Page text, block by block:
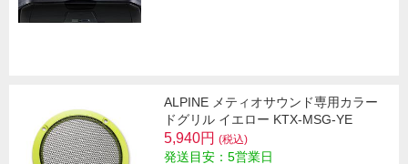
ALPINE メティオサウンド専用カラー
ドグリル イエロー KTX-MSG-YE
5,940円 (税込)
発送目安：5営業日